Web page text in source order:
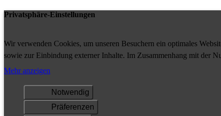
Privatsphäre-Einstellungen
Wir verwenden Cookies, um unseren Besuchern ein optimales
sowie zur Einbindung externer Inhalte. Im Zusammenhang mit der
Ihrem Gerät gespeichert und/oder abgerufen.
Mehr anzeigen
Notwendig
Präferenzen